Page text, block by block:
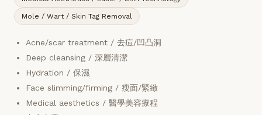
Mole / Wart / Skin Tag Removal
Acne/scar treatment / 去痘/凹凸洞
Deep cleansing / 深層清潔
Hydration / 保濕
Face slimming/firming / 瘦面/緊緻
Medical aesthetics / 醫學美容療程